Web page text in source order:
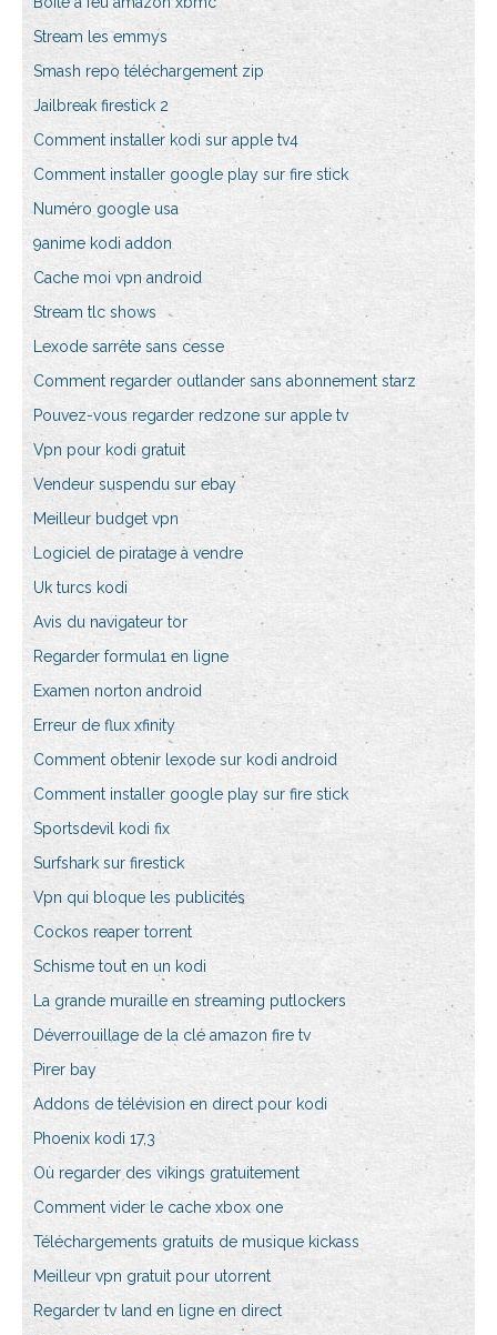
Stream les emmys
Smash repo téléchargement zip
Jailbreak firestick 2
Comment installer kodi sur apple tv4
Comment installer google play sur fire stick
Numéro google usa
9anime kodi addon
Cache moi vpn android
Stream tlc shows
Lexode sarrête sans cesse
Comment regarder outlander sans abonnement starz
Pouvez-vous regarder redzone sur apple tv
Vpn pour kodi gratuit
Vendeur suspendu sur ebay
Meilleur budget vpn
Logiciel de piratage à vendre
Uk turcs kodi
Avis du navigateur tor
Regarder formula1 en ligne
Examen norton android
Erreur de flux xfinity
Comment obtenir lexode sur kodi android
Comment installer google play sur fire stick
Sportsdevil kodi fix
Surfshark sur firestick
Vpn qui bloque les publicités
Cockos reaper torrent
Schisme tout en un kodi
La grande muraille en streaming putlockers
Déverrouillage de la clé amazon fire tv
Pirer bay
Addons de télévision en direct pour kodi
Phoenix kodi 17,3
Où regarder des vikings gratuitement
Comment vider le cache xbox one
Téléchargements gratuits de musique kickass
Meilleur vpn gratuit pour utorrent
Regarder tv land en ligne en direct